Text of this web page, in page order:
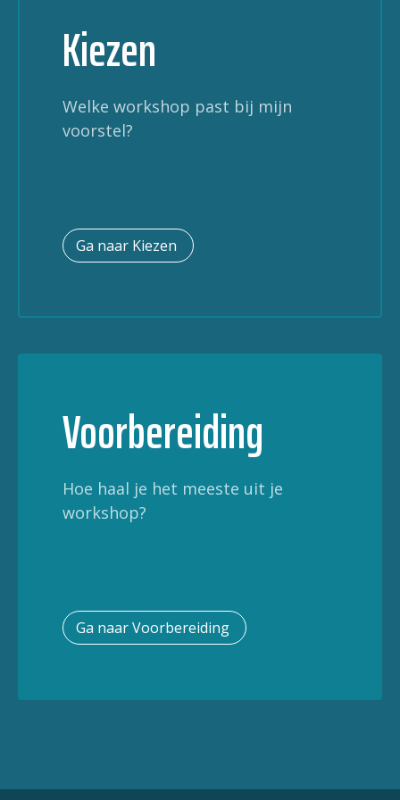
Kiezen
Welke workshop past bij mijn
voorstel?
Ga naar Kiezen
Voorbereiding
Hoe haal je het meeste uit je
workshop?
Ga naar Voorbereiding